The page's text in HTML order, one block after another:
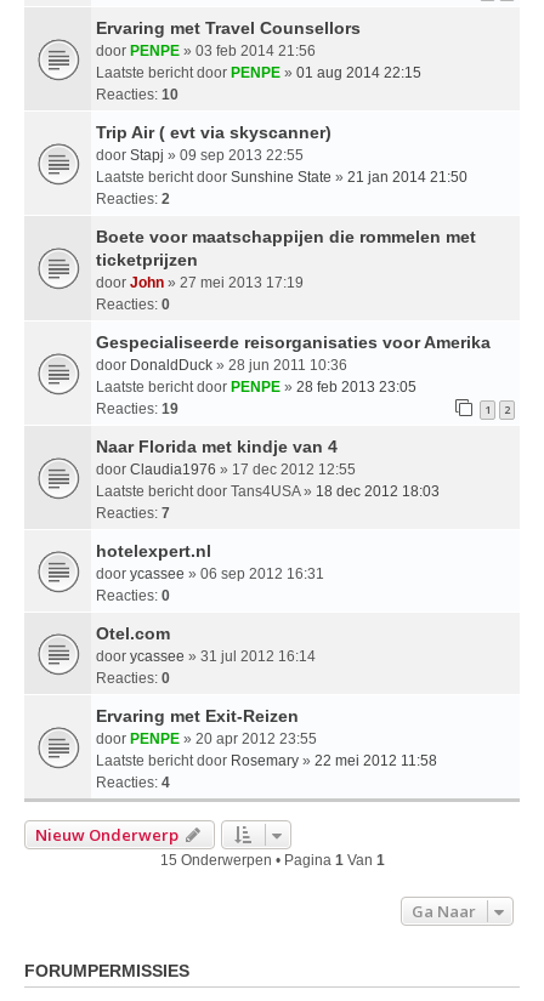
Ervaring met Travel Counsellors
door PENPE » 03 feb 2014 21:56
Laatste bericht door PENPE » 01 aug 2014 22:15
Reacties: 10
Trip Air ( evt via skyscanner)
door Stapj » 09 sep 2013 22:55
Laatste bericht door Sunshine State » 21 jan 2014 21:50
Reacties: 2
Boete voor maatschappijen die rommelen met
ticketprijzen
door John » 27 mei 2013 17:19
Reacties: 0
Gespecialiseerde reisorganisaties voor Amerika
door DonaldDuck » 28 jun 2011 10:36
Laatste bericht door PENPE » 28 feb 2013 23:05
Reacties: 19 1 2
Naar Florida met kindje van 4
door Claudia1976 » 17 dec 2012 12:55
Laatste bericht door Tans4USA» 18 dec 2012 18:03
Reacties: 7
hotelexpert.nl
door ycassee » 06 sep 2012 16:31
Reacties: 0
Otel.com
door ycassee » 31 jul 2012 16:14
Reacties: 0
Ervaring met Exit-Reizen
door PENPE » 20 apr 2012 23:55
Laatste bericht door Rosemary » 22 mei 2012 11:58
Reacties: 4
Nieuw Onderwerp
15 Onderwerpen • Pagina 1Van 1
Ga Naar
FORUMPERMISSIES